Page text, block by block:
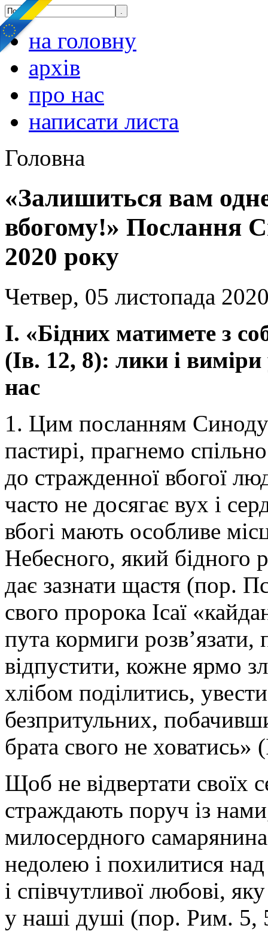
на головну
архів
про нас
написати листа
Головна
«Залишиться вам
вбогому!» Послання
2020 року
Четвер, 05 листопада
І. «Бідних матимете з
(Ів. 12, 8): лики і
нас
1. Цим посланням
пастирі, прагнемо
до стражденної вбогої
часто не досягає вух і
вбогі мають особливе
Небесного, який бідного
дає зазнати щастя (пор.
свого пророка Ісаї
пута кормиги
відпустити, кожне ярмо
хлібом поділитись,
безпритульних,
брата свого не ховатись»
Щоб не відвертати своїх
страждають поруч із
милосердного
недолею і похилитися
і співчутливої любові,
у наші душі (пор. Рим. 5,